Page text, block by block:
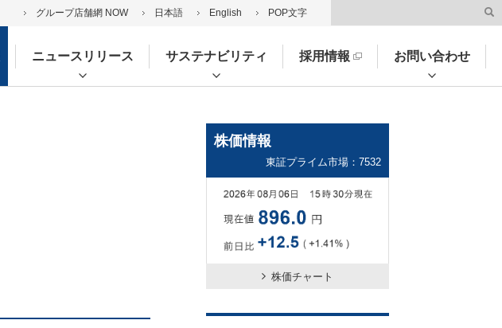
グループ店舗網 NOW 日本語 English POP文字
ニュースリリース サステナビリティ 採用情報 お問い合わせ
株価情報
東証プライム市場：7532
株価チャート